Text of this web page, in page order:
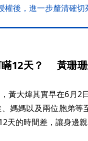
後，進一步釐清確切
瞞12天？ 黃珊
黃大煒其實早在6月2
媽媽以及兩位胞弟等
天的時間差，讓身邊親